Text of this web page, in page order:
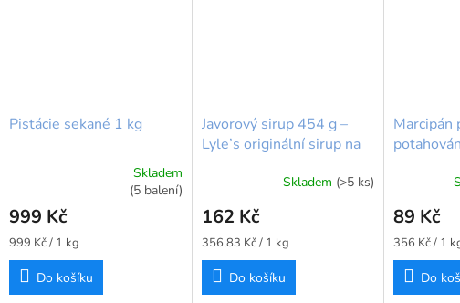
Pistácie sekané 1 kg
produktu
je
Skladem
(5 balení)
999 Kč
Měrná
cena:
999 Kč / 1 kg
Do košíku
Javorový sirup 454 g –
Lyle’s originální sirup na
Skladem (>5 ks)
162 Kč
Měrná
cena:
356,83 Kč / 1 kg
Do košíku
Marcipán
89 Kč
Měrná
cena:
356 Kč / 1
Do